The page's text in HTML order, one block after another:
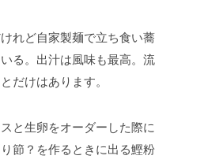
れど自家製麺で立ち食い蕎
る。出汁は風味も最高。流
だけはあります。
と生卵をオーダーした際に
節？を作るときに出る鰹粉